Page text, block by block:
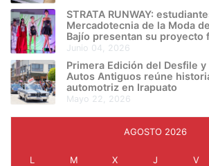
STRATA RUNWAY:
Mercadotecnia de la Moda
Bajío presentan su proyecto
de creatividad e innovación
junio 04, 2026
Primera Edición del Desfile
Autos Antiguos reúne
automotriz en Irapuato
mayo 22, 2026
AGOSTO 2026
L M X J V